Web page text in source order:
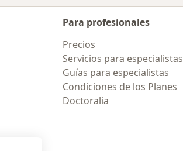
Para profesionales
Precios
Servicios para especialistas
Guías para especialistas
Condiciones de los Planes
Doctoralia